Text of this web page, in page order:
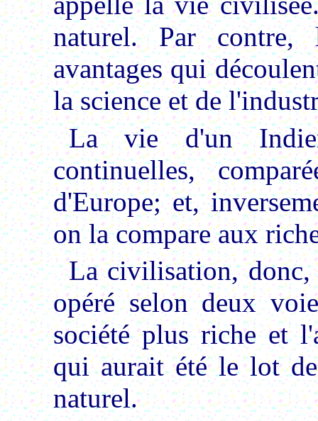
naturel. Par contre,
avantages qui
la science et de
La vie d'un
continuelles,
d'Europe; et,
on la compare aux
La civilisation,
opéré selon deux
société plus riche et
qui aurait été le lot
naturel.